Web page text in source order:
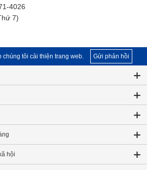
4026
7)
chúng tôi cải thiện trang web. Gửi phản hồi
hội